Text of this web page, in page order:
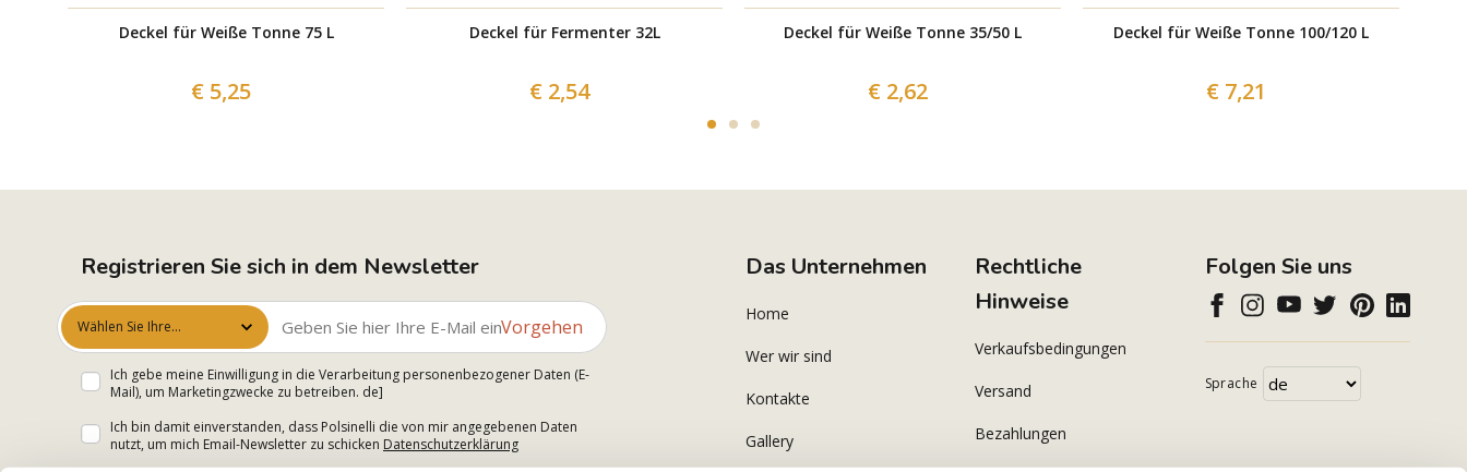
Deckel für Weiße Tonne 75 L
€ 5,25
Deckel für Fermenter 32L
€ 2,54
Deckel für Weiße Tonne 35/50 L
€ 2,62
Deckel für Weiße Tonne 100/120 L
€ 7,21
Registrieren Sie sich in dem Newsletter
Wählen Sie Ihre
Interessen aus
Vorgehen
Ich gebe meine Einwilligung in die Verarbeitung personenbezogener Daten (E-
Mail), um Marketingzwecke zu betreiben. de]
Ich bin damit einverstanden, dass Polsinelli die von mir angegebenen Daten
nutzt, um mich Email-Newsletter zu schicken Datenschutzerklärung
Das Unternehmen
Home
Wer wir sind
Kontakte
Gallery
Rechtliche
Hinweise
Verkaufsbedingungen
Versand
Bezahlungen
Folgen Sie uns
Sprache